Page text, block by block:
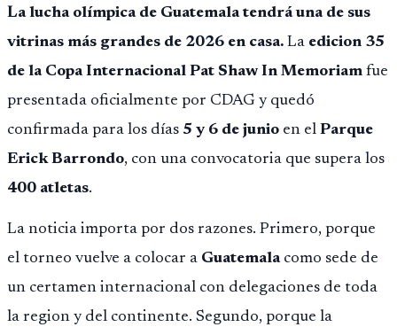
La lucha olímpica de Guatemala tendrá una de sus
vitrinas más grandes de 2026 en casa. La edicion 35
de la Copa Internacional Pat Shaw In Memoriam fue
presentada oficialmente por CDAG y quedó
confirmada para los días 5 y 6 de junio en el Parque
Erick Barrondo, con una convocatoria que supera los
400 atletas.
La noticia importa por dos razones. Primero, porque
el torneo vuelve a colocar a Guatemalacomo sede de
un certamen internacional con delegaciones de toda
la region y del continente. Segundo, porque la